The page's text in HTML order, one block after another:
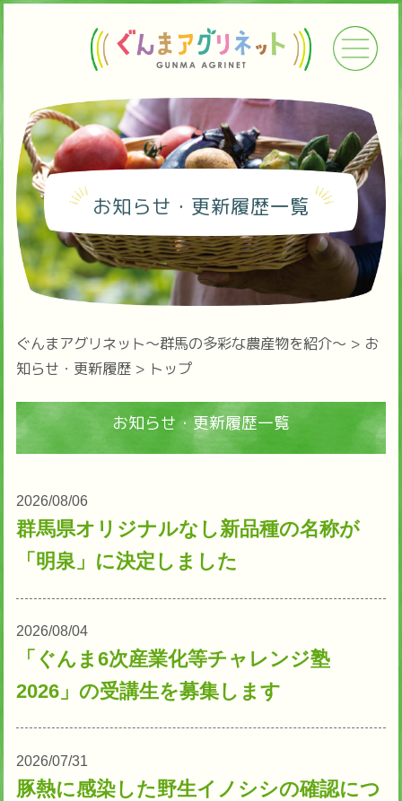
お知らせ・更新履歴一覧
ぐんまアグリネット～群馬の多彩な農産物を紹介～ > お
知らせ・更新履歴> トップ
お知らせ・更新履歴一覧
2026/08/06
群馬県オリジナルなし新品種の名称が
「明泉」に決定しました
2026/08/04
「ぐんま6次産業化等チャレンジ塾
2026」の受講生を募集します
2026/07/31
豚熱に感染した野生イノシシの確認につ